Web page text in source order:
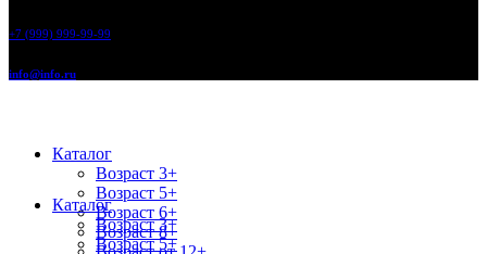
+7 (999) 999-99-99
info@info.ru
Каталог
Возраст 3+
Возраст 5+
Возраст 6+
Возраст 8+
Каталог
Возраст 3+
Возраст 5+